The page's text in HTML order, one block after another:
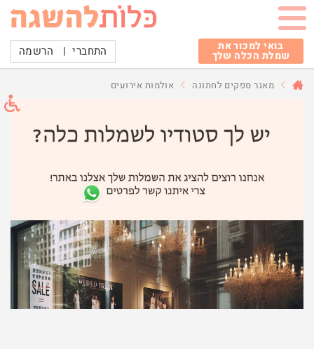
בואי למכור את
שמלת הכלה שלך התחברי | הרשמה
מאגר ספקים לחתונה אולמות אירועים